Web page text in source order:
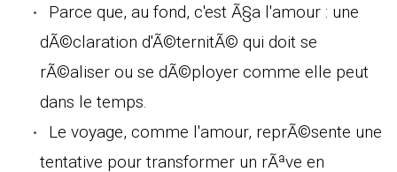
Parce que, au fond, c'est Ã§a l'amour : une
dÃ©claration d'Ã©ternitÃ© qui doit se
rÃ©aliser ou se dÃ©ployer comme elle peut
dans le temps.
Le voyage, comme l'amour, reprÃ©sente une
tentative pour transformer un rÃªve en